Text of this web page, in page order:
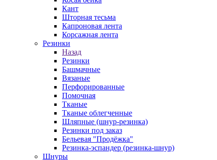
Кант
Шторная тесьма
Капроновая лента
Корсажная лента
Резинки
Назад
Резинки
Башмачные
Вязаные
Перфорированные
Помочная
Тканые
Тканые облегченные
Шляпные (шнур-резинка)
Резинки под заказ
Бельевая "Продёжка"
Резинка-эспандер (резинка-шнур)
Шнуры